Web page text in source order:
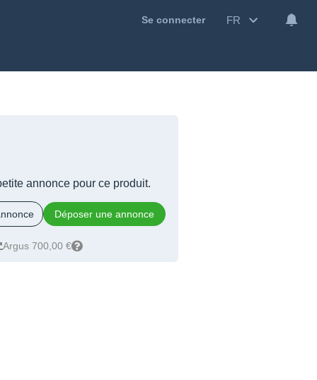
Se connecter FR
annonce pour ce produit.
Déposer une annonce
Argus 700,00 €